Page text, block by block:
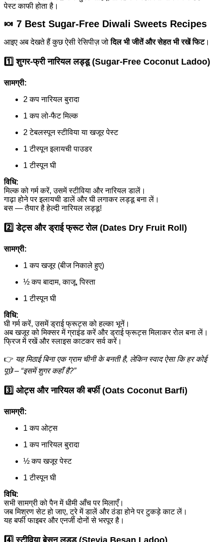
पेस्ट काफी होता है।
🍬 7 Best Sugar-Free Diwali Sweets Recipes
आइए अब देखते हैं कुछ ऐसी रेसिपीज़ जोदिल भी जीतें और सेहत भी रखें फिट।
1️⃣शुगर-फ्री नारियल लड्डू (Sugar-Free Coconut Ladoo)
सामग्री:
2 कप नारियल बुरादा
1 कप लो-फैट मिल्क
2 टेबलस्पून स्टीविया या खजूर पेस्ट
1 टीस्पून इलायची पाउडर
1 टीस्पून घी
विधि:
मिल्क को गर्म करें, उसमें स्टीविया और नारियल डालें।
गाढ़ा होने पर इलायची डालें और घी लगाकर लड्डू बना लें।
बस — तैयार है हेल्दी नारियल लड्डू!
2️⃣डेट्स और ड्राई फ्रूट रोल (Dates Dry Fruit Roll)
सामग्री:
1 कप खजूर (बीज निकाले हुए)
½ कप बादाम, काजू, पिस्ता
1 टीस्पून घी
विधि:
घी गर्म करें, उसमें ड्राई फ्रूट्स को हल्का भूनें।
अब खजूर को मिक्सर में ग्राइंड करें और ड्राई फ्रूट्स मिलाकर रोल बना लें।
फ्रिज में रखें और स्लाइस काटकर सर्व करें।
👉 यह मिठाई बिना एक ग्राम चीनी के बनती है, लेकिन स्वाद ऐसा कि हर कोई
पूछे – “इसमें शुगर कहाँ है?”
3️⃣ ओट्स और नारियल की बर्फी (Oats Coconut Barfi)
सामग्री:
1 कप ओट्स
1 कप नारियल बुरादा
½ कप खजूर पेस्ट
1 टीस्पून घी
विधि:
सभी सामग्री को पैन में धीमी आँच पर मिलाएँ।
जब मिश्रण सेट हो जाए, ट्रे में डालें और ठंडा होने पर टुकड़े काट लें।
यह बर्फी फाइबर और एनर्जी दोनों से भरपूर है।
4️⃣स्टीविया बेसन लड्डू (Stevia Besan Ladoo)